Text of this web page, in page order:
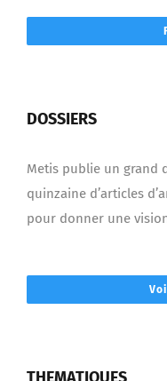
DOSSIERS
Metis publie un grand
quinzaine d’articles
pour donner une